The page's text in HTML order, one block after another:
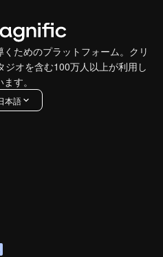
ためのプラットフォーム。クリ
オを含む100万人以上が利用し
す。
本語